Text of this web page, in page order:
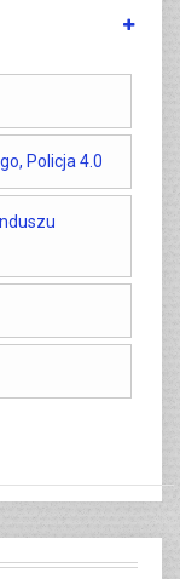
Policja 4.0